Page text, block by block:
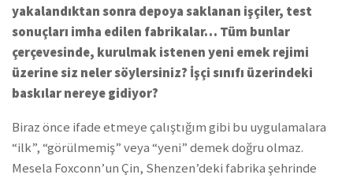
yakalandıktan sonra depoya saklanan işçiler, test
sonuçları imha edilen fabrikalar… Tüm bunlar
çerçevesinde, kurulmak istenen yeni emek rejimi
üzerine siz neler söylersiniz? İşçi sınıfı üzerindeki
baskılar nereye gidiyor?
Biraz önce ifade etmeye çalıştığım gibi bu uygulamalara
“ilk”, “görülmemiş” veya “yeni” demek doğru olmaz.
Mesela Foxconn’un Çin, Shenzen’deki fabrika şehrinde